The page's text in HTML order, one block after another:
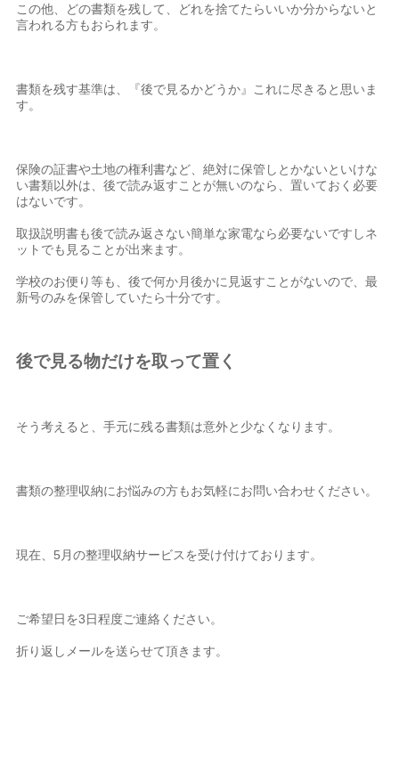
この他、どの書類を残して、どれを捨てたらいいか分からないと
言われる方もおられます。
書類を残す基準は、『後で見るかどうか』これに尽きると思いま
す。
保険の証書や土地の権利書など、絶対に保管しとかないといけな
い書類以外は、後で読み返すことが無いのなら、置いておく必要
はないです。
取扱説明書も後で読み返さない簡単な家電なら必要ないですしネ
ットでも見ることが出来ます。
学校のお便り等も、後で何か月後かに見返すことがないので、最
新号のみを保管していたら十分です。
後で見る物だけを取って置く
そう考えると、手元に残る書類は意外と少なくなります。
書類の整理収納にお悩みの方もお気軽にお問い合わせください。
現在、5月の整理収納サービスを受け付けております。
ご希望日を3日程度ご連絡ください。
折り返しメールを送らせて頂きます。